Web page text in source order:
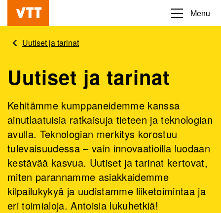
Hyppää
pääsisältöön
Beyond
obvious
Menu
Uutiset ja tarinat
Uutiset ja tarinat
Kehitämme kumppaneidemme kanssa
ainutlaatuisia ratkaisuja tieteen ja teknologian
avulla. Teknologian merkitys korostuu
tulevaisuudessa – vain innovaatioilla luodaan
kestävää kasvua. Uutiset ja tarinat kertovat,
miten parannamme asiakkaidemme
kilpailukykyä ja uudistamme liiketoimintaa ja
eri toimialoja. Antoisia lukuhetkiä!